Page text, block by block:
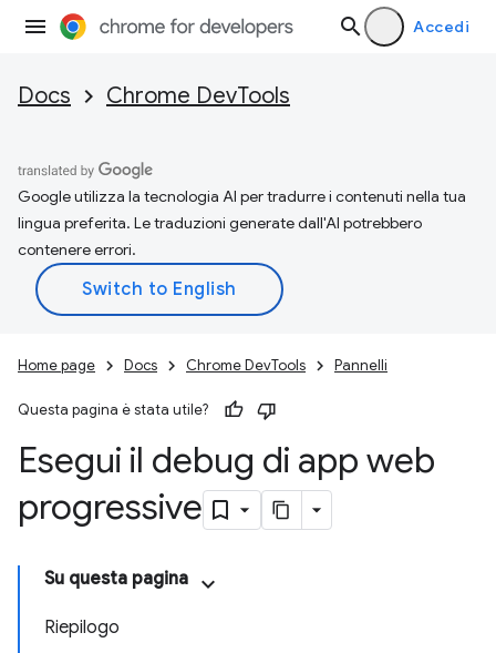
Accedi
Docs Chrome DevTools
Google utilizza la tecnologia AI per tradurre i contenuti nella tua
lingua preferita. Le traduzioni generate dall'AI potrebbero
contenere errori.
Home page Docs Chrome DevTools Pannelli
Questa pagina è stata utile?
Esegui il debug di app web
progressive
Su questa pagina
Riepilogo